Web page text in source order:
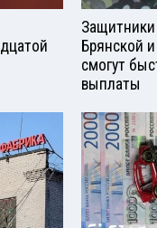
Защитники
Брянской
смогут
выплаты